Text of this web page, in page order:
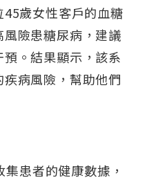
歲女性客戶的血糖
險患糖尿病，建議
。結果顯示，該系
病風險，幫助他們
集患者的健康數據，